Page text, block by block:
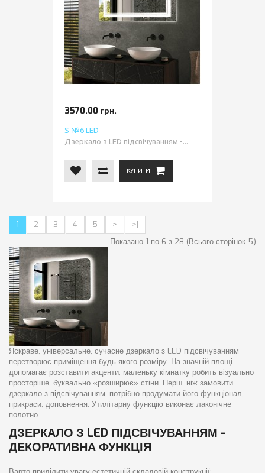
3570.00 грн.
S №6 LED
Дзеркало з LED підсвічуванням -...
КУПИТИ
1 2 3 4 5 >
>|
Показано 1 по 6 з 28 (Всього сторінок 5)
Яскраве, універсальне, сучасне дзеркало з LED підсвічуванням
перетворює приміщення будь-якого розміру. На значній площі
допомагає розставити акценти, маленьку кімнатку робить візуально
просторіше, буквально «розширює» стіни. Перш, ніж замовити
дзеркало з підсвічуванням, потрібно продумати його функціонал,
прикраси, доповнення. Утилітарну функцію виконає лаконічне
полотно.
ДЗЕРКАЛО З LED ПІДСВІЧУВАННЯМ -
ДЕКОРАТИВНА ФУНКЦІЯ